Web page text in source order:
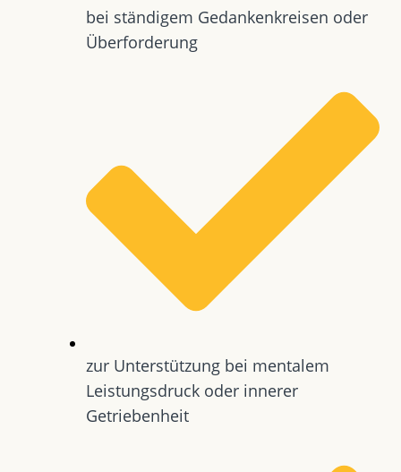
bei ständigem Gedankenkreisen oder
Überforderung
zur Unterstützung bei mentalem
Leistungsdruck oder innerer
Getriebenheit